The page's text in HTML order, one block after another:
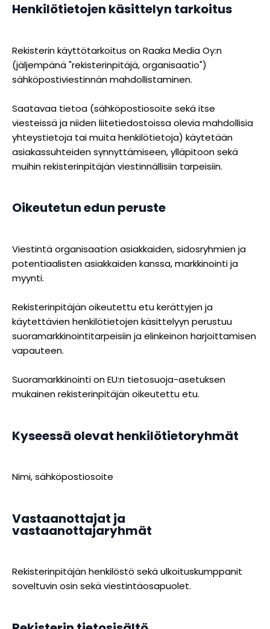
Henkilötietojen käsittelyn tarkoitus
Rekisterin käyttötarkoitus on Raaka Media Oy:n
(jäljempänä "rekisterinpitäjä, organisaatio")
sähköpostiviestinnän mahdollistaminen.
Saatavaa tietoa (sähköpostiosoite sekä itse
viesteissä ja niiden liitetiedostoissa olevia mahdollisia
yhteystietoja tai muita henkilötietoja) käytetään
asiakassuhteiden synnyttämiseen, ylläpitoon sekä
muihin rekisterinpitäjän viestinnällisiin tarpeisiin.
Oikeutetun edun peruste
Viestintä organisaation asiakkaiden, sidosryhmien ja
potentiaalisten asiakkaiden kanssa, markkinointi ja
myynti.
Rekisterinpitäjän oikeutettu etu kerättyjen ja
käytettävien henkilötietojen käsittelyyn perustuu
suoramarkkinointitarpeisiin ja elinkeinon harjoittamisen
vapauteen.
Suoramarkkinointi on EU:n tietosuoja-asetuksen
mukainen rekisterinpitäjän oikeutettu etu.
Kyseessä olevat henkilötietoryhmät
Nimi, sähköpostiosoite
Vastaanottajat ja
vastaanottajaryhmät
Rekisterinpitäjän henkilöstö sekä ulkoituskumppanit
soveltuvin osin sekä viestintäosapuolet.